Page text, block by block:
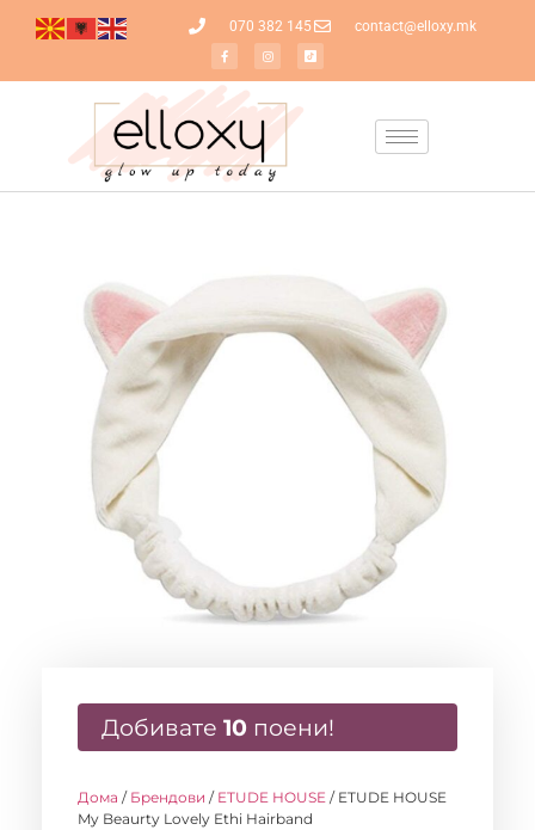
070 382 145 contact@elloxy.mk
Добивате 10 поени!
Дома / Брендови / ETUDE HOUSE / ETUDE HOUSE
My Beaurty Lovely Ethi Hairband